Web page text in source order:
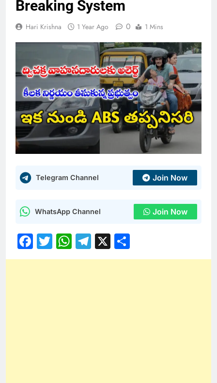
Breaking System
Hari Krishna 1 Year Ago 0 1 Mins
Telegram Channel Join Now
WhatsApp Channel Join Now
Facebook
Twitter
WhatsApp
Telegram
X